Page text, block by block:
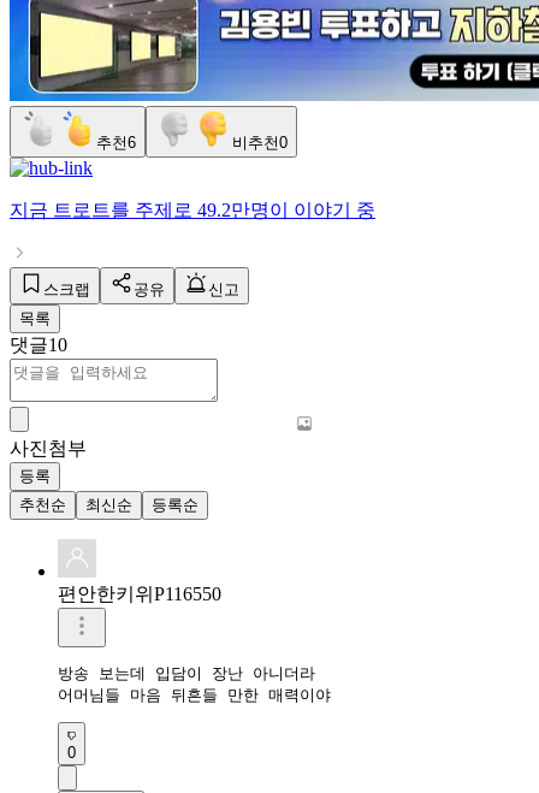
추천6 비추천0
지금 트로트를 주제로 49.2만명이 이야기 중
스크랩 공유
신고
목록
댓글10
사진첨부
등록
추천순
최신순 등록순
편안한키위P116550
방송 보는데 입담이 장난 아니더라
어머님들 마음 뒤흔들 만한 매력이야
0